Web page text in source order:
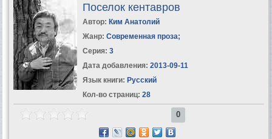
Поселок кентавров
Автор: Ким Анатолий
Жанр: Современная проза;
Серия: 3
Дата добавления: 2013-09-11
Язык книги: Русский
Кол-во страниц: 28
0